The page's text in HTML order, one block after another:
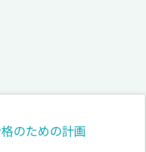
のための計画